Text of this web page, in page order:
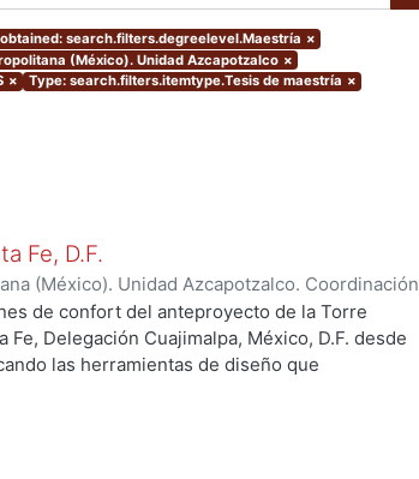
search.filters.degreelevel.Maestría ×
(México). Unidad Azcapotzalco ×
× Type: search.filters.itemtype.Tesis de maestría ×
Fe, D.F.
(México). Unidad Azcapotzalco. Coordinación
)Corro Eguia, Guillermo Heriberto
de confort del anteproyecto de la Torre
Fe, Delegación Cuajimalpa, México, D.F. desde
las herramientas de diseño que